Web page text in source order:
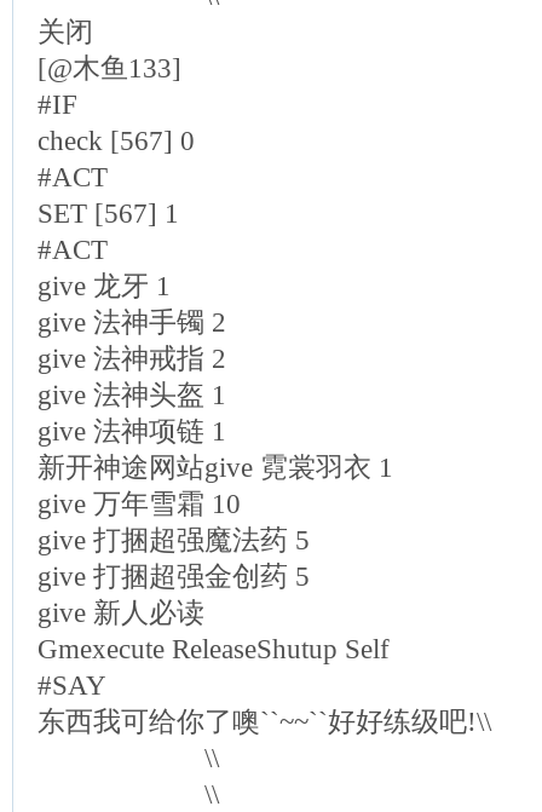
关闭
[@木鱼133]
#IF
check [567] 0
#ACT
SET [567] 1
#ACT
give 龙牙 1
give 法神手镯 2
give 法神戒指 2
give 法神头盔 1
give 法神项链 1
新开神途网站give 霓裳羽衣 1
give 万年雪霜 10
give 打捆超强魔法药 5
give 打捆超强金创药 5
give 新人必读
Gmexecute ReleaseShutup Self
#SAY
东西我可给你了噢``~~``好好练级吧!\\
\\
\\